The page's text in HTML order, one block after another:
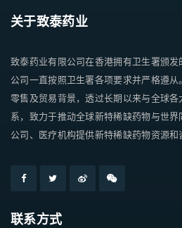
关于致泰药业
致泰药业有限公司在香港拥有卫生署颁
公司一直按照卫生署各项要求并严格遵
零售及贸易背景，透过长期以来与全球
系，致力于推动全球新特稀缺药物与世
公司、医疗机构提供新特稀缺药物资源和
联系方式